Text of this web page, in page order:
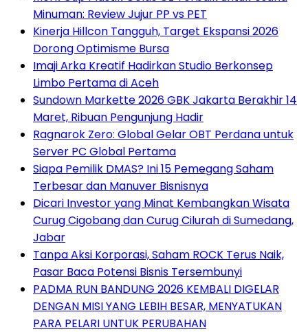
Minuman: Review Jujur PP vs PET
Kinerja Hillcon Tangguh, Target Ekspansi 2026
Dorong Optimisme Bursa
Imaji Arka Kreatif Hadirkan Studio Berkonsep
Limbo Pertama di Aceh
Sundown Markette 2026 GBK Jakarta Berakhir 14
Maret, Ribuan Pengunjung Hadir
Ragnarok Zero: Global Gelar OBT Perdana untuk
Server PC Global Pertama
Siapa Pemilik DMAS? Ini 15 Pemegang Saham
Terbesar dan Manuver Bisnisnya
Dicari Investor yang Minat Kembangkan Wisata
Curug Cigobang dan Curug Cilurah di Sumedang,
Jabar
Tanpa Aksi Korporasi, Saham ROCK Terus Naik,
Pasar Baca Potensi Bisnis Tersembunyi
PADMA RUN BANDUNG 2026 KEMBALI DIGELAR
DENGAN MISI YANG LEBIH BESAR, MENYATUKAN
PARA PELARI UNTUK PERUBAHAN